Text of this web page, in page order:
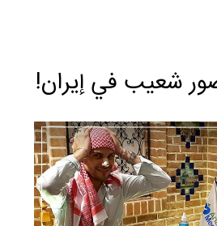
شعیب في إيران!